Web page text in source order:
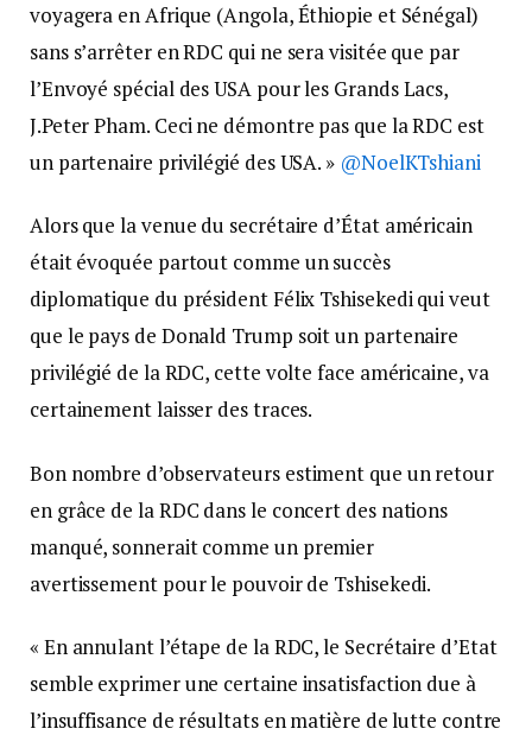
voyagera en Afrique (Angola, Éthiopie et Sénégal)
sans s’arrêter en RDC qui ne sera visitée que par
l’Envoyé spécial des USA pour les Grands Lacs,
J.Peter Pham. Ceci ne démontre pas que la RDC est
un partenaire privilégié des USA. » @NoelKTshiani
Alors que la venue du secrétaire d’État américain
était évoquée partout comme un succès
diplomatique du président Félix Tshisekedi qui veut
que le pays de Donald Trump soit un partenaire
privilégié de la RDC, cette volte face américaine, va
certainement laisser des traces.
Bon nombre d’observateurs estiment que un retour
en grâce de la RDC dans le concert des nations
manqué, sonnerait comme un premier
avertissement pour le pouvoir de Tshisekedi.
« En annulant l’étape de la RDC, le Secrétaire d’Etat
semble exprimer une certaine insatisfaction due à
l’insuffisance de résultats en matière de lutte contre